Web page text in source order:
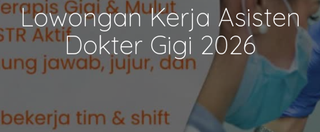
Lowongan Kerja Asisten
Dokter Gigi 2026